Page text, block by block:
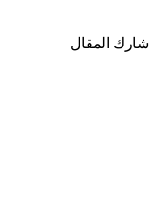
شارك المقال